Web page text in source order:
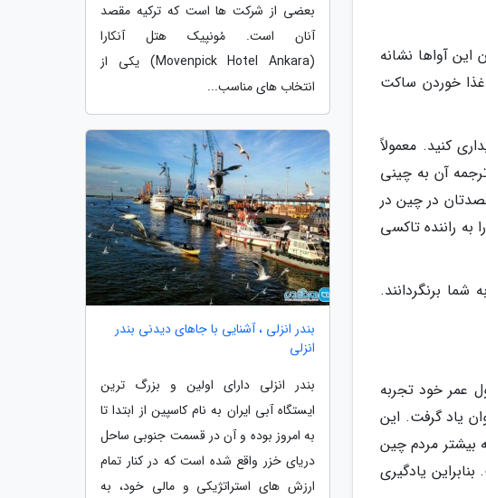
آواها نشانه
خوردن ساکت
کنید. معمولاً
آن به چینی
در چین در
راننده تاکسی
برنگردانند.
عمر خود تجربه
یاد گرفت. این
بیشتر مردم چین
یادگیری
بعضی از شرکت ها است که ترکیه مقصد
آنان است. مُونپیک هتل آنکارا
(Movenpick Hotel Ankara) یکی از
انتخاب های مناسب...
بندر انزلی ، آشنایی با جاهای دیدنی بندر
انزلی
بندر انزلی دارای اولین و بزرگ ترین
ایستگاه آبی ایران به نام کاسپین از ابتدا تا
به امروز بوده و آن در قسمت جنوبی ساحل
دریای خزر واقع شده است که در کنار تمام
ارزش های استراتژیکی و مالی خود، به